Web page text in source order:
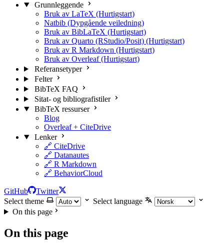
Grunnleggende
Bruk av LaTeX (Hurtigstart)
Natbib (Dypgående veiledning)
Bruk av BibLaTeX (Hurtigstart)
Bruk av Quarto (RStudio/Posit) (Hurtigstart)
Bruk av R Markdown (Hurtigstart)
Bruk av Overleaf (Hurtigstart)
Referansetyper
Felter
BibTeX FAQ
Sitat- og bibliografistiler
BibTeX ressurser
Blog
Overleaf + CiteDrive
Lenker
🔗 CiteDrive
🔗 Datanautes
🔗 R Markdown
🔗 BehaviorCloud
GitHub
Twitter
Select theme
Select language
On this page
On this page